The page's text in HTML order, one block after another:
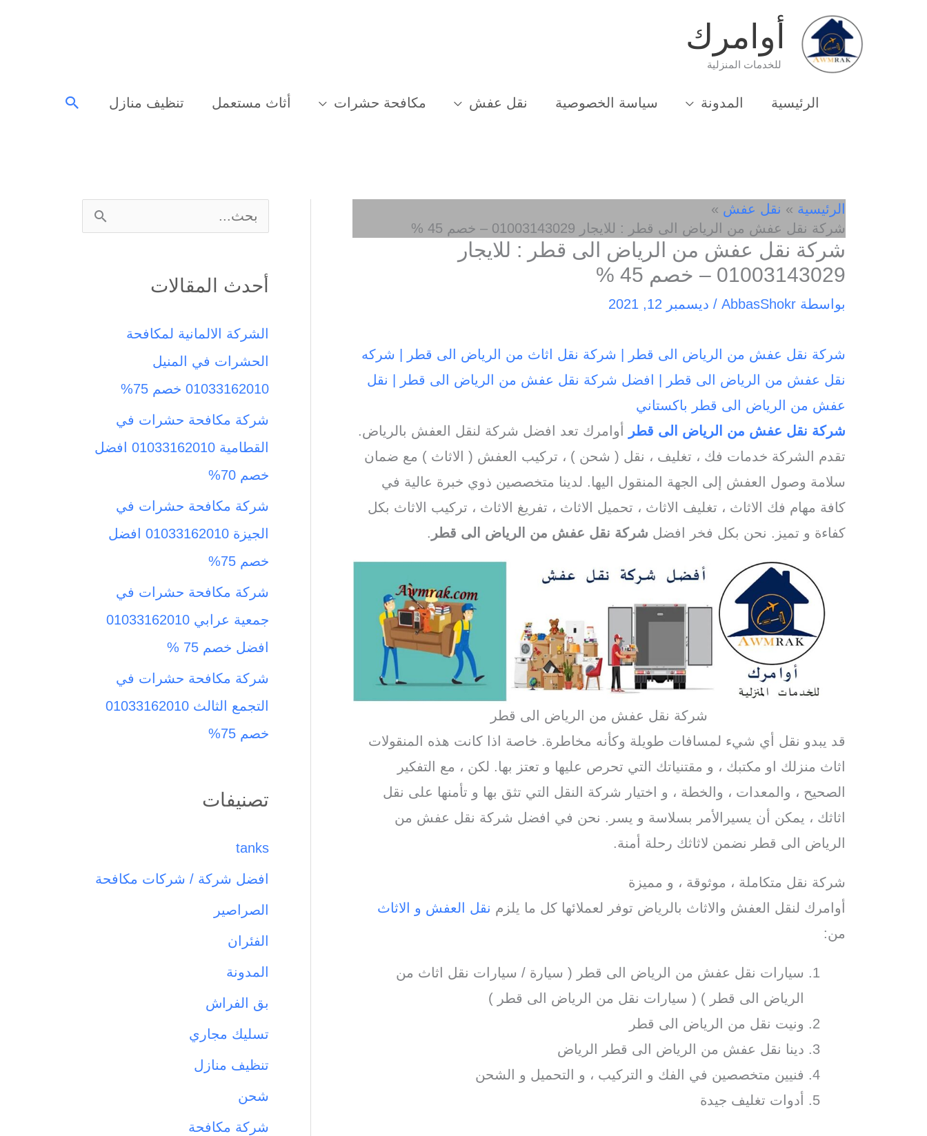
أوامرك
للخدمات المنزلية
الرئيسية المدونة سياسة الخصوصية نقل عفش مكافحة حشرات أثاث مستعمل تنظيف منازل البحث
الرئيسية
نقل عفش
شركة نقل عفش من الرياض الى قطر : للايجار 01003143029 – خصم 45 %
شركة نقل عفش من الرياض الى قطر : للايجار
01003143029 – خصم 45 %
بواسطة AbbasShokr
/ ديسمبر 12, 2021
شركة نقل عفش من الرياض الى قطر | شركة نقل اثاث من الرياض الى قطر | شركه
نقل عفش من الرياض الى قطر | افضل شركة نقل عفش من الرياض الى قطر | نقل
عفش من الرياض الى قطر باكستاني
شركة نقل عفش من الرياض الى قطر
أوامرك تعد افضل شركة لنقل العفش بالرياض.
تقدم الشركة خدمات فك ، تغليف ، نقل ( شحن ) ، تركيب العفش ( الاثاث ) مع ضمان
سلامة وصول العفش إلى الجهة المنقول اليها. لدينا متخصصين ذوي خبرة عالية في
كافة مهام فك الاثاث ، تغليف الاثاث ، تحميل الاثاث ، تفريغ الاثاث ، تركيب الاثاث بكل
كفاءة و تميز. نحن بكل فخر افضل شركة نقل عفش من الرياض الى قطر .
شركة نقل عفش من الرياض الى قطر
قد يبدو نقل أي شيء لمسافات طويلة وكأنه مخاطرة. خاصة اذا كانت هذه المنقولات
اثاث منزلك او مكتبك ، و مقتنياتك التي تحرص عليها و تعتز بها. لكن ، مع التفكير
الصحيح ، والمعدات ، والخطة ، و اختيار شركة النقل التي تثق بها و تأمنها على نقل
اثاثك ، يمكن أن يسيرالأمر بسلاسة و يسر. نحن في افضل شركة نقل عفش من
الرياض الى قطر نضمن لاثاثك رحلة أمنة.
شركة نقل متكاملة ، موثوقة ، و مميزة
أوامرك لنقل العفش والاثاث بالرياض توفر لعملائها كل ما يلزم نقل العفش و الاثاث
من:
سيارات نقل عفش من الرياض الى قطر ( سيارة / سيارات نقل اثاث من
الرياض الى قطر ) ( سيارات نقل من الرياض الى قطر )
ونيت نقل من الرياض الى قطر
دينا نقل عفش من الرياض الى قطر الرياض
فنيين متخصصين في الفك و التركيب ، و التحميل و الشحن
أدوات تغليف جيدة
ب
ث
ع
ن
أحدث المقالات
الشركة الالمانية لمكافحة
الحشرات في المنيل
01033162010 خصم 75%
شركة مكافحة حشرات في
القطامية 01033162010 افضل
خصم 70%
شركة مكافحة حشرات في
الجيزة 01033162010 افضل
خصم 75%
شركة مكافحة حشرات في
جمعية عرابي 01033162010
افضل خصم 75 %
شركة مكافحة حشرات في
التجمع الثالث 01033162010
خصم 75%
تصنيفات
tanks
افضل شركة / شركات مكافحة
الصراصير
الفئران
المدونة
بق الفراش
تسليك مجاري
تنظيف منازل
شحن
شركة مكافحة